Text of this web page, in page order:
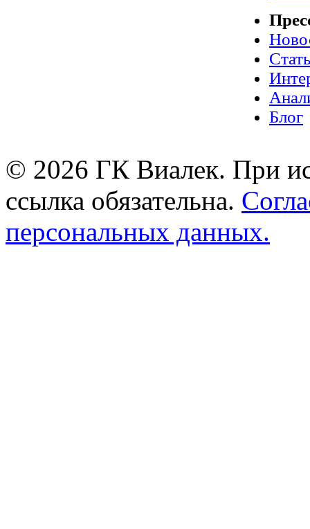
Блог
© 2026 ГК Виалек. При
ссылка обязательна.
персональных данных.